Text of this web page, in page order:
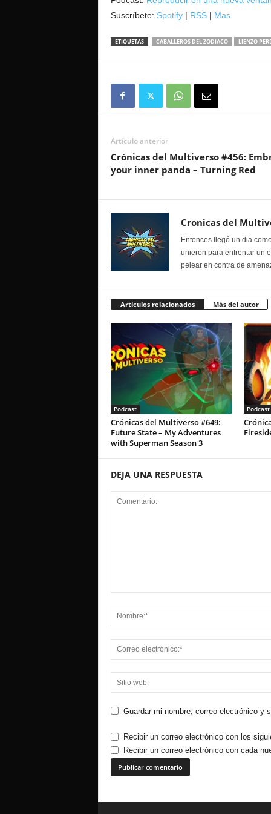
Suscríbete: Spotify| RSS| Mas
ETIQUETAS CABALLEROS DEL ZODIACO LIENZO
Artículo anterior
Crónicas del Multiverso #456:
your inner panda – Turning Red
Cronicas del
Entonces llegó un dia
unieron para enfrentar un
pelear en contra de
Artículos relacionados Más del autor
Podcast
Crónicas del Multiverso #649:
Future State – My Adventures
with Superman Season 3
Podcast
DEJA UNA RESPUESTA
Guardar mi nombre, correo electrónico y
Recibir un correo electrónico con los
Recibir un correo electrónico con cada